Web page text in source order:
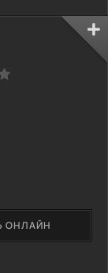
ОНЛАЙН